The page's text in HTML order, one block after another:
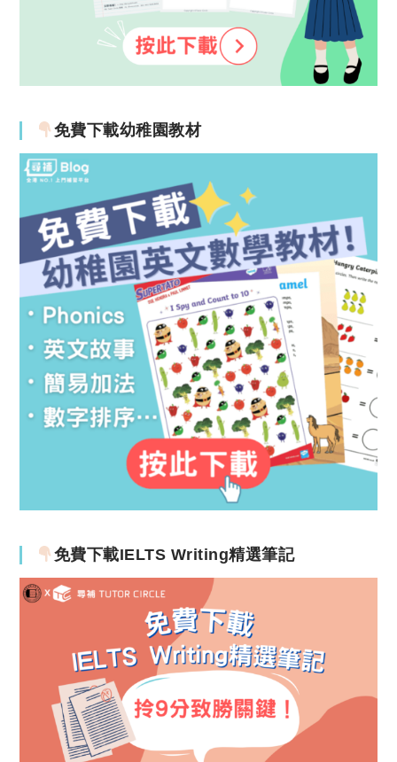
免費下載幼稚園教材
免費下載IELTS Writing精選筆記